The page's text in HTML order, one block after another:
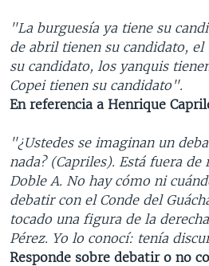
"La burguesía ya tiene su
de abril tienen su candidato,
su candidato, los yanquis
Copei tienen su candidato".
En referencia a Henrique
"¿Ustedes se imaginan un
nada? (Capriles). Está fuera
Doble A. No hay cómo ni
debatir con el Conde del
tocado una figura de la
Pérez. Yo lo conocí: tenía
Responde sobre debatir o no